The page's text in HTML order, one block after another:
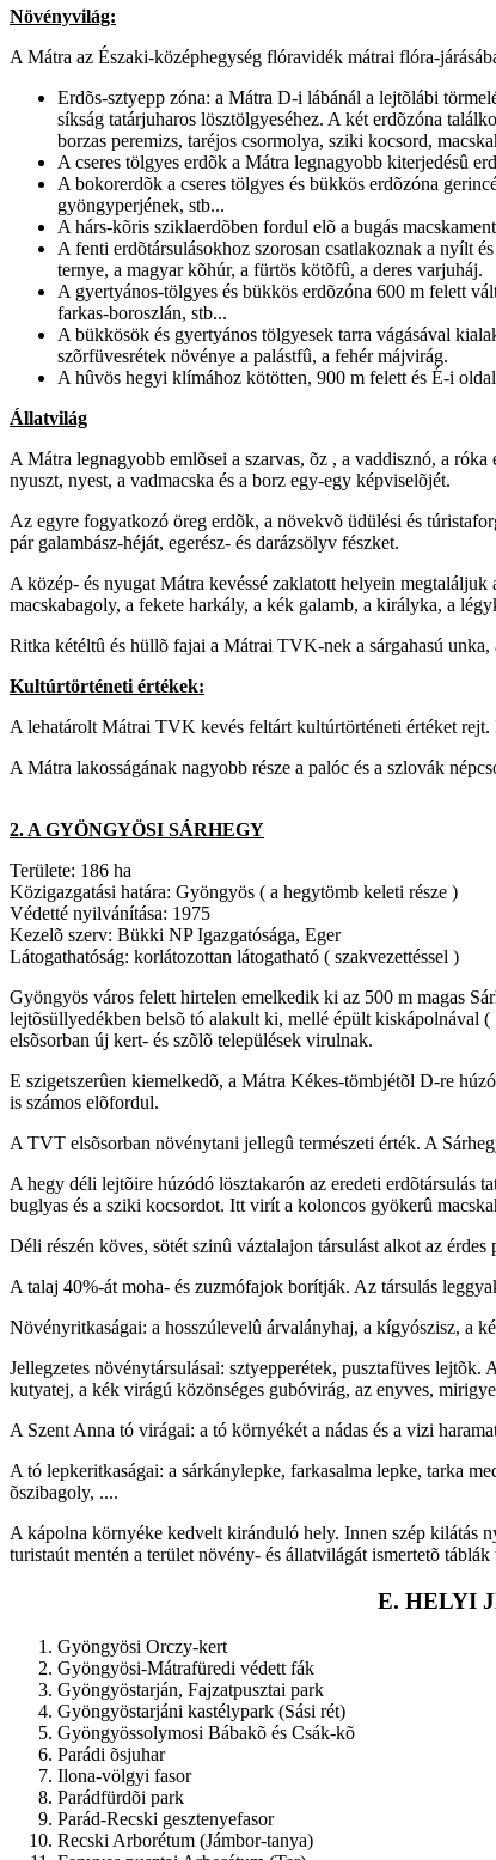
Növényvilág:
A Mátra az Északi-középhegység flóravidék mátrai flóra-
Erdõs-sztyepp zóna: a Mátra D-i lábánál a lejtõlábi
síkság tatárjuharos lösztölgyeséhez. A két erdõzóna
borzas peremizs, taréjos csormolya, sziki kocsord,
A cseres tölgyes erdõk a Mátra legnagyobb kiterjedésû
A bokorerdõk a cseres tölgyes és bükkös erdõzóna
gyöngyperjének, stb...
A hárs-kõris sziklaerdõben fordul elõ a bugás
A fenti erdõtársulásokhoz szorosan csatlakoznak a nyílt
ternye, a magyar kõhúr, a fürtös kötõfû, a deres varjuháj.
A gyertyános-tölgyes és bükkös erdõzóna 600 m felett
farkas-boroszlán, stb...
A bükkösök és gyertyános tölgyesek tarra vágásával
szõrfüvesrétek növénye a palástfû, a fehér májvirág.
A hûvös hegyi klímához kötötten, 900 m felett és É-i
Állatvilág
A Mátra legnagyobb emlõsei a szarvas, õz , a vaddisznó, a
nyuszt, nyest, a vadmacska és a borz egy-egy képviselõjét.
Az egyre fogyatkozó öreg erdõk, a növekvõ üdülési és
pár galambász-héját, egerész- és darázsölyv fészket.
A közép- és nyugat Mátra kevéssé zaklatott helyein
macskabagoly, a fekete harkály, a kék galamb, a királyka, a
Ritka kétéltû és hüllõ fajai a Mátrai TVK-nek a sárgahasú
Kultúrtörténeti értékek:
A lehatárolt Mátrai TVK kevés feltárt kultúrtörténeti értéket
A Mátra lakosságának nagyobb része a palóc és a szlovák
2. A GYÖNGYÖSI SÁRHEGY
Területe: 186 ha
Közigazgatási határa: Gyöngyös ( a hegytömb keleti része )
Védetté nyilvánítása: 1975
Kezelõ szerv: Bükki NP Igazgatósága, Eger
Látogathatóság: korlátozottan látogatható ( szakvezettéssel )
Gyöngyös város felett hirtelen emelkedik ki az 500 m magas
lejtõsüllyedékben belsõ tó alakult ki, mellé épült kiskápolnával
elsõsorban új kert- és szõlõ települések virulnak.
E szigetszerûen kiemelkedõ, a Mátra Kékes-tömbjétõl D-re
is számos elõfordul.
A TVT elsõsorban növénytani jellegû természeti érték. A
A hegy déli lejtõire húzódó lösztakarón az eredeti erdõtársulás
buglyas és a sziki kocsordot. Itt virít a koloncos gyökerû
Déli részén köves, sötét szinû váztalajon társulást alkot az
A talaj 40%-át moha- és zuzmófajok borítják. Az társulás
Növényritkaságai: a hosszúlevelû árvalányhaj, a kígyószisz, a
Jellegzetes növénytársulásai: sztyepperétek, pusztafüves
kutyatej, a kék virágú közönséges gubóvirág, az enyves,
A Szent Anna tó virágai: a tó környékét a nádas és a vizi
A tó lepkeritkaságai: a sárkánylepke, farkasalma lepke, tarka
õszibagoly, ....
A kápolna környéke kedvelt kiránduló hely. Innen szép kilátás
turistaút mentén a terület növény- és állatvilágát ismertetõ táblák
E. HELYI
Gyöngyösi Orczy-kert
Gyöngyösi-Mátrafüredi védett fák
Gyöngyöstarján, Fajzatpusztai park
Gyöngyöstarjáni kastélypark (Sási rét)
Gyöngyössolymosi Bábakõ és Csák-kõ
Parádi õsjuhar
Ilona-völgyi fasor
Parádfürdõi park
Parád-Recski gesztenyefasor
Recski Arborétum (Jámbor-tanya)